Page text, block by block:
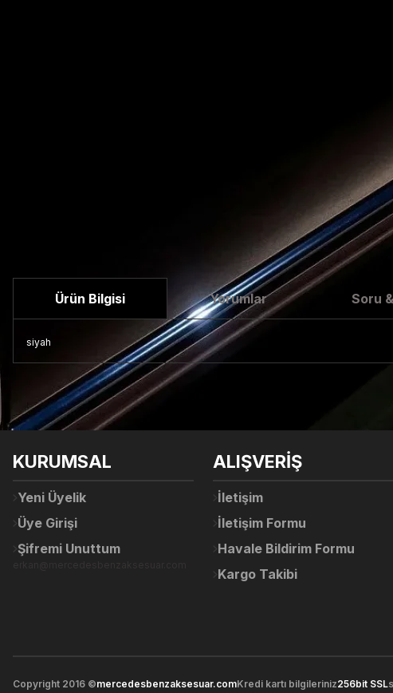
Ürün Bilgisi Yorumlar Soru
siyah
Bu ürünün fiyat bilgisi, resim, ürün açıklamalarında ve diğer konularda
Görüş ve önerileriniz için teşekkür ederiz.
Ürün açıklamasında eksik bilgiler bulunuyor.
Bu ürüne benzer farklı alternatifler olmalı.
KURUMSAL
Yeni Üyelik
Üye Girişi
Şifremi Unuttum
ALIŞVERİŞ
İletişim
İletişim Formu
Havale Bildirim Formu
Kargo Takibi
Copyright 2016 ©mercedesbenzaksesuar.comKredi kartı bilgileriniz256bit SSL